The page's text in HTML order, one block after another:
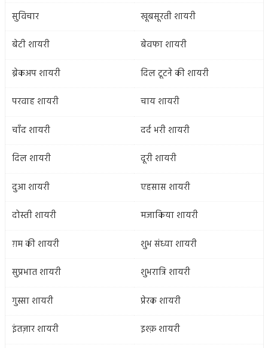
सुविचार
खूबसूरती शायरी
बेटी शायरी
बेवफा शायरी
ब्रेकअप शायरी
दिल टूटने की शायरी
परवाह शायरी
चाय शायरी
चाँद शायरी
दर्द भरी शायरी
दिल शायरी
दूरी शायरी
दुआ शायरी
एहसास शायरी
दोस्ती शायरी
मजाकिया शायरी
ग़म की शायरी
शुभ संध्या शायरी
सुप्रभात शायरी
शुभरात्रि शायरी
गुस्सा शायरी
प्रेरक शायरी
इंतज़ार शायरी
इश्क़ शायरी